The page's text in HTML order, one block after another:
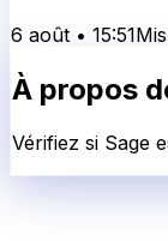
6 août • 15:51
À propos
Vérifiez si Sage